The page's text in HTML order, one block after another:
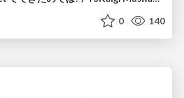
0 140